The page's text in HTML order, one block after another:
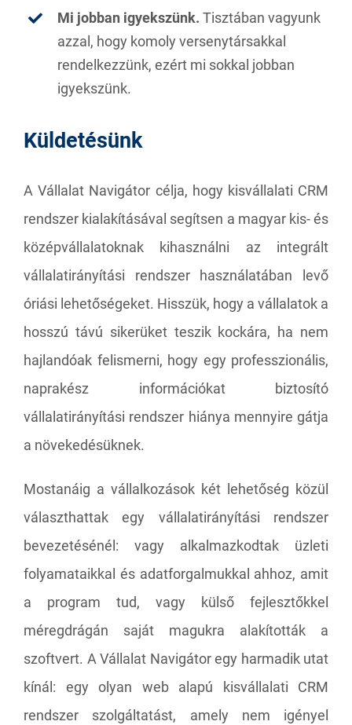
Mi jobban igyekszünk. Tisztában vagyunk
azzal, hogy komoly versenytársakkal
rendelkezzünk, ezért mi sokkal jobban
igyekszünk.
Küldetésünk
AVállalat Navigátor célja, hogy kisvállalati CRM
rendszer kialakításával segítsen a magyar kis- és
középvállalatoknak kihasználni az integrált
vállalatirányítási rendszer használatában levő
óriási lehetőségeket. Hisszük, hogy a vállalatok a
hosszú távú sikerüket teszik kockára, ha nem
hajlandóak felismerni, hogy egy professzionális,
naprakész információkat biztosító
vállalatirányítási rendszer hiánya mennyire gátja
a növekedésüknek.
Mostanáig a vállalkozások két lehetőség közül
választhattak egy vállalatirányítási rendszer
bevezetésénél: vagy alkalmazkodtak üzleti
folyamataikkal és adatforgalmukkal ahhoz, amit
a program tud, vagy külső fejlesztőkkel
méregdrágán saját magukra alakították a
szoftvert. A Vállalat Navigátoregy harmadik utat
kínál: egy olyan web alapú kisvállalati CRM
rendszer szolgáltatást, amely nem igényel